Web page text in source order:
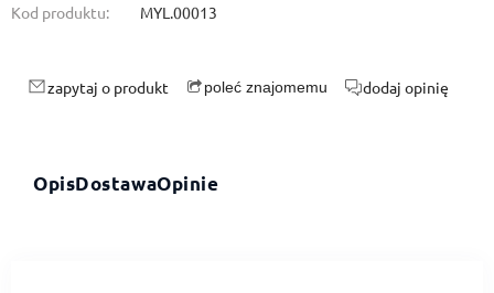
Kod produktu: MYL.00013
zapytaj o produkt poleć znajomemu dodaj opinię
OpisDostawaOpinie